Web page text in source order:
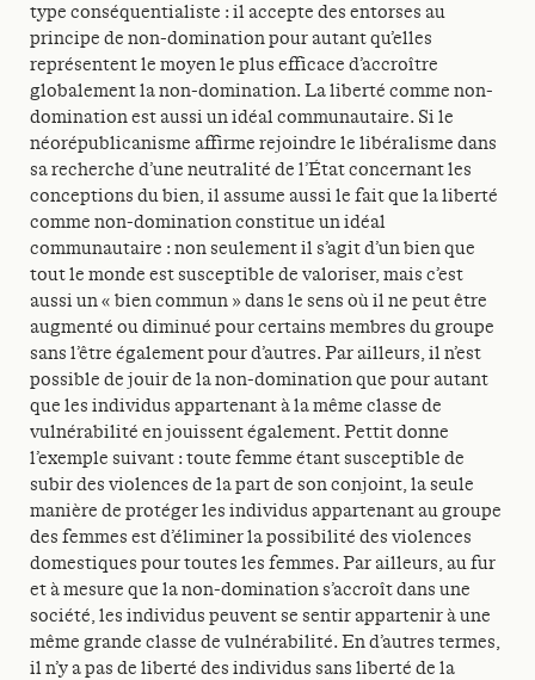
type conséquentialiste : il accepte des entorses au
principe de non-domination pour autant qu’elles
représentent le moyen le plus efficace d’accroître
globalement la non-domination. La liberté comme non-
domination est aussi un idéal communautaire. Si le
néorépublicanisme affirme rejoindre le libéralisme dans
sa recherche d’une neutralité de l’État concernant les
conceptions du bien, il assume aussi le fait que la liberté
comme non-domination constitue un idéal
communautaire : non seulement il s’agit d’un bien que
tout le monde est susceptible de valoriser, mais c’est
aussi un « bien commun » dans le sens où il ne peut être
augmenté ou diminué pour certains membres du groupe
sans l’être également pour d’autres. Par ailleurs, il n’est
possible de jouir de la non-domination que pour autant
que les individus appartenant à la même classe de
vulnérabilité en jouissent également. Pettit donne
l’exemple suivant : toute femme étant susceptible de
subir des violences de la part de son conjoint, la seule
manière de protéger les individus appartenant au groupe
des femmes est d’éliminer la possibilité des violences
domestiques pour toutes les femmes. Par ailleurs, au fur
et à mesure que la non-domination s’accroît dans une
société, les individus peuvent se sentir appartenir à une
même grande classe de vulnérabilité. En d’autres termes,
il n’y a pas de liberté des individus sans liberté de la